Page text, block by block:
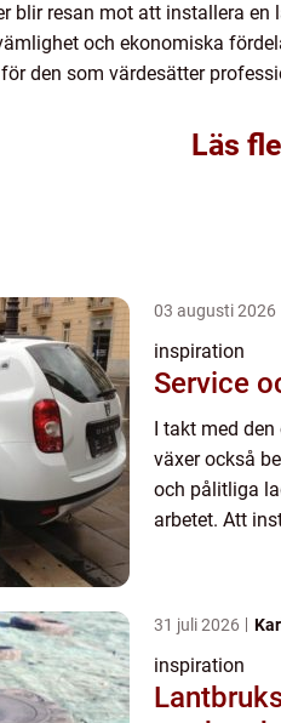
blir resan mot att installera
och ekonomiska
den som värdesätter
Läs
03 augusti 2026
inspiration
Service
I takt med
växer också
och pålitliga
arbetet. Att
31 juli 2026
inspiration